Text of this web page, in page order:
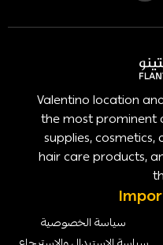
Valentino location
the most prominent
supplies, cosmetics,
hair care products,
سياسة الخصوصية